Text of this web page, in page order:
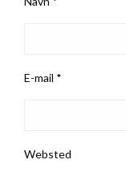
E-mail *
Websted